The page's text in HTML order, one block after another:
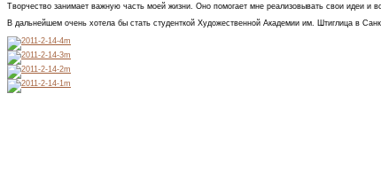
Творчество занимает важную часть моей жизни. Оно помогает мне реализовывать свои идеи
В дальнейшем очень хотела бы стать студенткой Художественной Академии им. Штиглица в